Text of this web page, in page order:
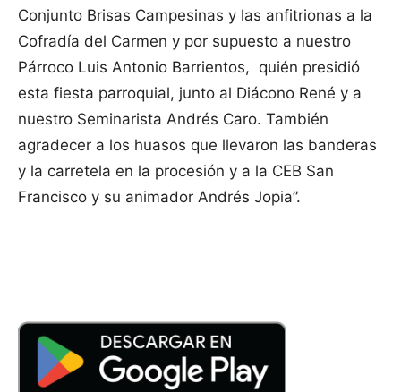
Conjunto Brisas Campesinas y las anfitrionas a la
Cofradía del Carmen y por supuesto a nuestro
Párroco Luis Antonio Barrientos, quién presidió
esta fiesta parroquial, junto al Diácono René y a
nuestro Seminarista Andrés Caro. También
agradecer a los huasos que llevaron las banderas
y la carretela en la procesión y a la CEB San
Francisco y su animador Andrés Jopia”.